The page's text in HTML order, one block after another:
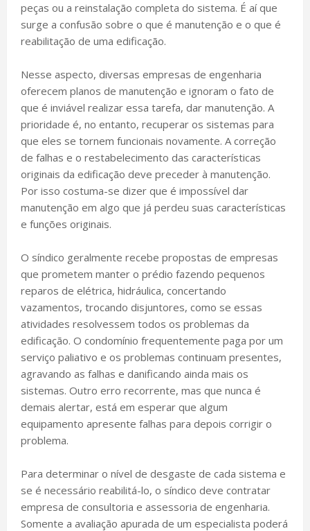
peças ou a reinstalação completa do sistema. É aí que
surge a confusão sobre o que é manutenção e o que é
reabilitação de uma edificação.
Nesse aspecto, diversas empresas de engenharia
oferecem planos de manutenção e ignoram o fato de
que é inviável realizar essa tarefa, dar manutenção. A
prioridade é, no entanto, recuperar os sistemas para
que eles se tornem funcionais novamente. A correção
de falhas e o restabelecimento das características
originais da edificação deve preceder à manutenção.
Por isso costuma-se dizer que é impossível dar
manutenção em algo que já perdeu suas características
e funções originais.
O síndico geralmente recebe propostas de empresas
que prometem manter o prédio fazendo pequenos
reparos de elétrica, hidráulica, concertando
vazamentos, trocando disjuntores, como se essas
atividades resolvessem todos os problemas da
edificação. O condomínio frequentemente paga por um
serviço paliativo e os problemas continuam presentes,
agravando as falhas e danificando ainda mais os
sistemas. Outro erro recorrente, mas que nunca é
demais alertar, está em esperar que algum
equipamento apresente falhas para depois corrigir o
problema.
Para determinar o nível de desgaste de cada sistema e
se é necessário reabilitá-lo, o síndico deve contratar
empresa de consultoria e assessoria de engenharia.
Somente a avaliação apurada de um especialista poderá